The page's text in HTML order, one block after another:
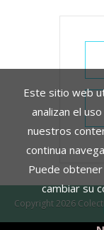
Este sitio web
analizan el
nuestros
continua
Puede
cambiar su
Copyright 2026